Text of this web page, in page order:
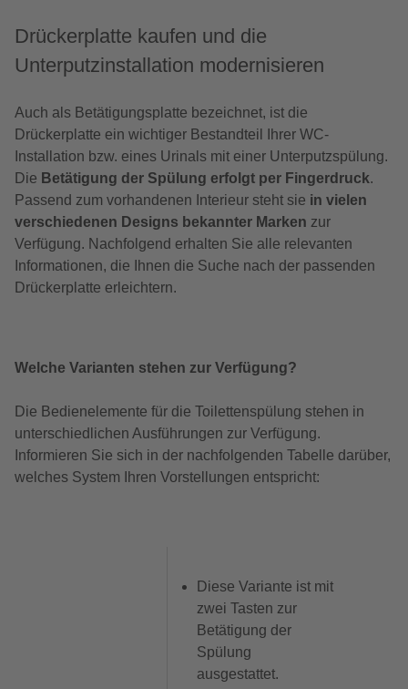
Drückerplatte kaufen und die
Unterputzinstallation modernisieren
Auch als Betätigungsplatte bezeichnet, ist die
Drückerplatte ein wichtiger Bestandteil Ihrer WC-
Installation bzw. eines Urinals mit einer Unterputzspülung.
Die Betätigung der Spülung erfolgt per Fingerdruck.
Passend zum vorhandenen Interieur steht sie in vielen
verschiedenen Designs bekannter Marken zur
Verfügung. Nachfolgend erhalten Sie alle relevanten
Informationen, die Ihnen die Suche nach der passenden
Drückerplatte erleichtern.
Welche Varianten stehen zur Verfügung?
Die Bedienelemente für die Toilettenspülung stehen in
unterschiedlichen Ausführungen zur Verfügung.
Informieren Sie sich in der nachfolgenden Tabelle darüber,
welches System Ihren Vorstellungen entspricht:
Diese Variante ist mit
zwei Tasten zur
Betätigung der
Spülung
ausgestattet.